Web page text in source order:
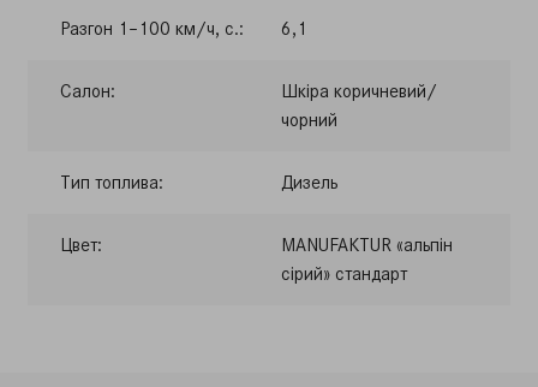
Разгон 1–100 км/ч, с.: 6,1
Салон:
Шкіра коричневий/
чорний
Тип топлива: Дизель
Цвет:
MANUFAKTUR «альпін
сірий» стандарт